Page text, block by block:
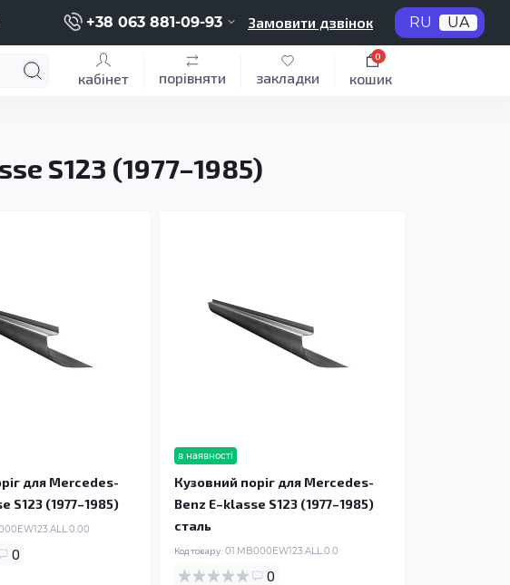
+38 063 881-09-93 Замовити дзвінок RU UA
кабінет порівняти закладки кошик
0
S123 (1977–1985)
для Mercedes-
S123 (1977–1985)
0
в наявності
Кузовний поріг для Mercedes-
Benz E–klasse S123 (1977–1985)
сталь
Код товару: 01.MB000EW123.ALL.0.0
0